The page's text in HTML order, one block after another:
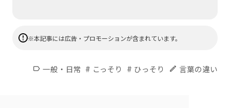
※本記事には広告・プロモーションが含まれています。
label 一般・日常 # こっそり # ひっそり edit 言葉の違い